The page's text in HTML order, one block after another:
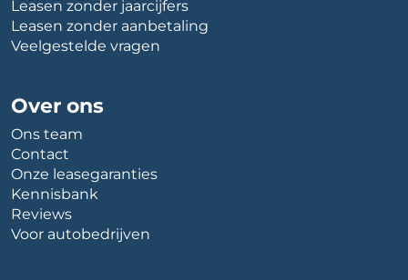
Leasen zonder jaarcijfers
Leasen zonder aanbetaling
Veelgestelde vragen
Over ons
Ons team
Contact
Onze leasegaranties
Kennisbank
Reviews
Voor autobedrijven